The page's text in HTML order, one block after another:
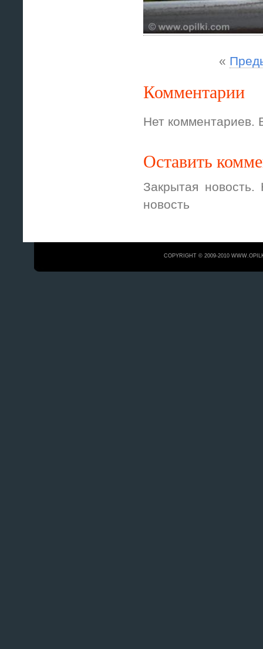
«
Комментарии
Нет
Оставить
Закрытая
новость
COPYRIGHT © 2009-2010